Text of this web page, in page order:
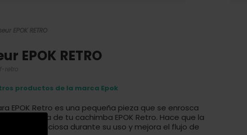
EPOK RETRO
EPOK RETRO
retro
productos de la marca Epok
EPOK Retro es una pequeña pieza que se enrosca
de la caña de tu cachimba EPOK Retro. Hace que la
más silenciosa durante su uso y mejora el flujo de